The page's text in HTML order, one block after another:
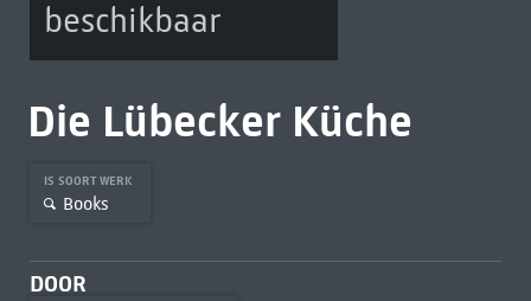
beschikbaar
Die Lübecker Küche
IS SOORT WERK
Books
DOOR